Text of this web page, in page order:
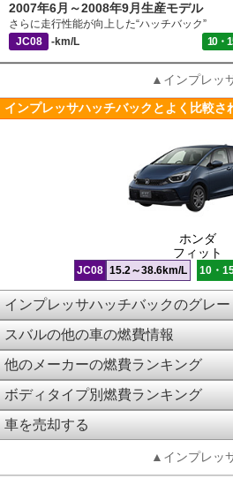
2007年6月～2008年9月生産モデル
さらに走行性能が向上した“ハッチバック”
JC08
-km/L 10・
▲インプレッ
インプレッサハッチバックとよく比較さ
ホンダ
フィット
JC08 15.2～38.6km/L 10・
インプレッサハッチバックのグレ
スバルの他の車の燃費情報
他のメーカーの燃費ランキング
ボディタイプ別燃費ランキング
車を売却する
▲インプレッ